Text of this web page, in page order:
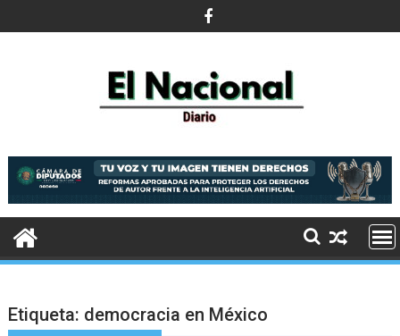
al
Etiqueta: democracia en México